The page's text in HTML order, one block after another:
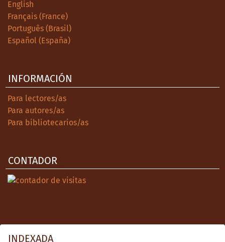
English
Français (France)
Português (Brasil)
Español (España)
INFORMACIÓN
Para lectores/as
Para autores/as
Para bibliotecarios/as
CONTADOR
INDEXADA